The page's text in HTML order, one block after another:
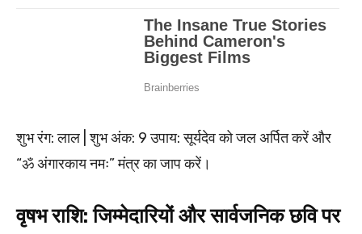
शुभ रंग: लाल | शुभ अंक: 9 उपाय: सूर्यदेव को जल अर्पित करें और
“ॐ अंगारकाय नमः” मंत्र का जाप करें।
वृषभ राशि: जिम्मेदारियों और सार्वजनिक छवि पर